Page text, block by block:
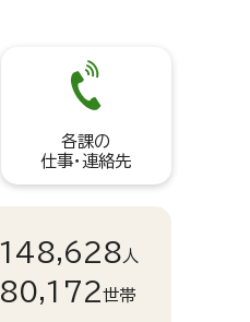
各課の
仕事・連絡先
148,628 人
80,172世帯